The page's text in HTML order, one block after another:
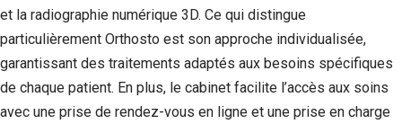
et la radiographie numérique 3D. Ce qui distingue
particulièrement Orthosto est son approche individualisée,
garantissant des traitements adaptés aux besoins spécifiques
de chaque patient. En plus, le cabinet facilite l’accès aux soins
avec une prise de rendez-vous en ligne et une prise en charge